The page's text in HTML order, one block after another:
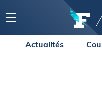
Actualités